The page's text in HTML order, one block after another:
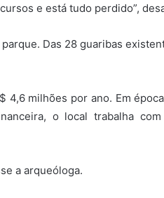
e está tudo perdido”,
Das 28 guaribas
4,6 milhões por ano. Em
o local trabalha
a arqueóloga.